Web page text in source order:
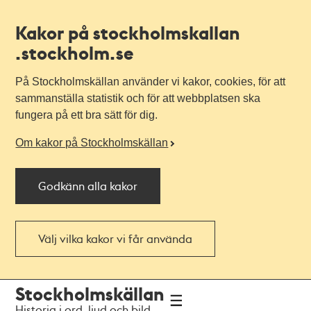
Kakor på stockholmskallan
.stockholm.se
På Stockholmskällan använder vi kakor, cookies, för att
sammanställa statistik och för att webbplatsen ska
fungera på ett bra sätt för dig.
Om kakor på Stockholmskällan
Godkänn alla kakor
Välj vilka kakor vi får använda
navigationen
huvudinnehållet
Stockholmskällan